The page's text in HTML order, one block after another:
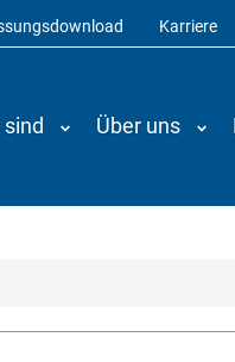
Karriere
sind Über uns